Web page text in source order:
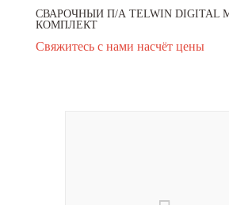
СВАРОЧНЫЙ П/А TELWIN DIGITAL
КОМПЛЕКТ
Свяжитесь с нами насчёт цены